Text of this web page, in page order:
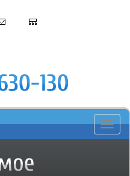
Toggle